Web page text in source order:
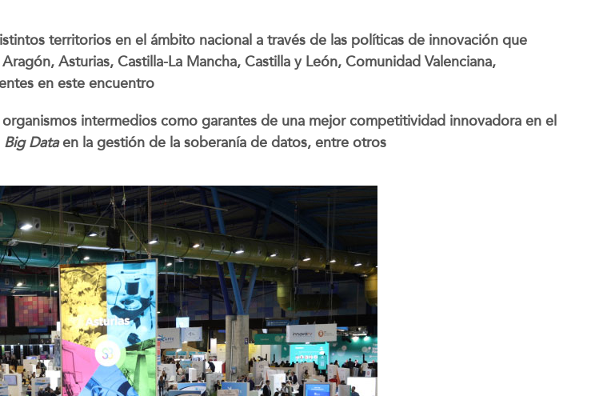
territorios en el ámbito nacional a través de las políticas de innovación que
Asturias, Castilla-La Mancha, Castilla y León, Comunidad Valenciana,
en este encuentro
intermedios como garantes de una mejor competitividad innovadora en el
Big Dataen la gestión de la soberanía de datos, entre otros